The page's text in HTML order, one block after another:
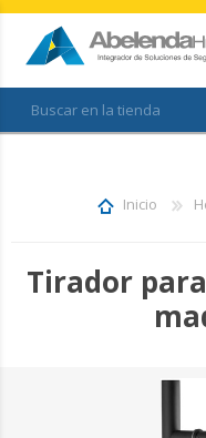
FAVORITOS
Inicio
Tirador